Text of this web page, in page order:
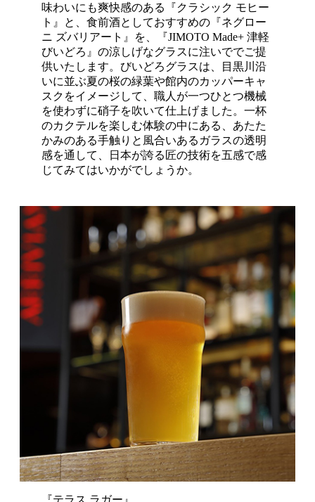
味わいにも爽快感のある『クラシック モヒー
ト』と、食前酒としておすすめの『ネグロー
ニ ズバリアート』を、『JIMOTO Made+ 津軽
びいどろ』の涼しげなグラスに注いででご提
供いたします。びいどろグラスは、目黒川沿
いに並ぶ夏の桜の緑葉や館内のカッパーキャ
スクをイメージして、職人が一つひとつ機械
を使わずに硝子を吹いて仕上げました。一杯
のカクテルを楽しむ体験の中にある、あたた
かみのある手触りと風合いあるガラスの透明
感を通して、日本が誇る匠の技術を五感で感
じてみてはいかがでしょうか。